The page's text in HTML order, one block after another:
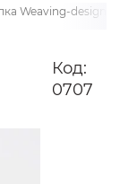
Weaving-
Код:
0707